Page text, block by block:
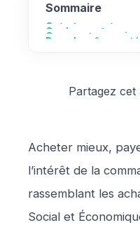
Acheter mieux,
l’intérêt de la
rassemblant les
Social et
Sommaire
Qu’est-ce qu’une
Quels avantages
Comment
Dans la même
Partagez cet